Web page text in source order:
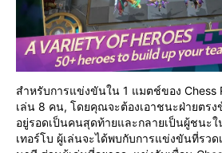
สำหรับการแข่งขันใน 1 แมตช์ของ Chess
เล่น 8 คน, โดยคุณจะต้องเอาชนะฝ่ายตรง
อยู่รอดเป็นคนสุดท้ายและกลายเป็นผู้ชนะ
เทอร์โบ ผู้เล่นจะได้พบกับการแข่งขันที่รวด